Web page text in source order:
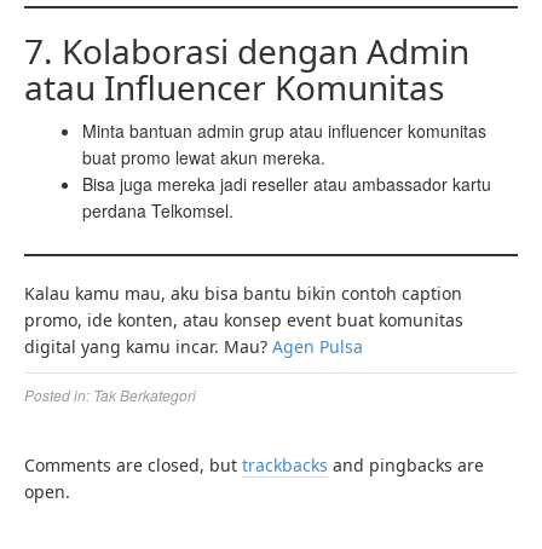
7. Kolaborasi dengan Admin
atau Influencer Komunitas
Minta bantuan admin grup atau influencer komunitas
buat promo lewat akun mereka.
Bisa juga mereka jadi reseller atau ambassador kartu
perdana Telkomsel.
Kalau kamu mau, aku bisa bantu bikin contoh caption
promo, ide konten, atau konsep event buat komunitas
digital yang kamu incar. Mau? Agen Pulsa
Posted in: Tak Berkategori
Comments are closed, but trackbacks and pingbacks are
open.